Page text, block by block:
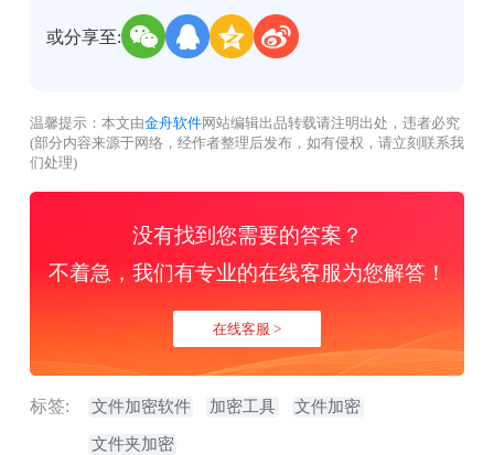
或分享至:
温馨提示：本文由金舟软件网站编辑出品转载请注明出处，违者必究
(部分内容来源于网络，经作者整理后发布，如有侵权，请立刻联系我
们处理)
没有找到您需要的答案？
不着急，我们有专业的在线客服为您解答！
在线客服 >
标签: 文件加密软件 加密工具 文件加密
文件夹加密